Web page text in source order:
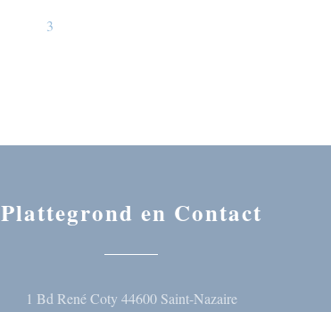
3
Plattegrond en Contact
1 Bd René Coty 44600 Saint-Nazaire((opent in een